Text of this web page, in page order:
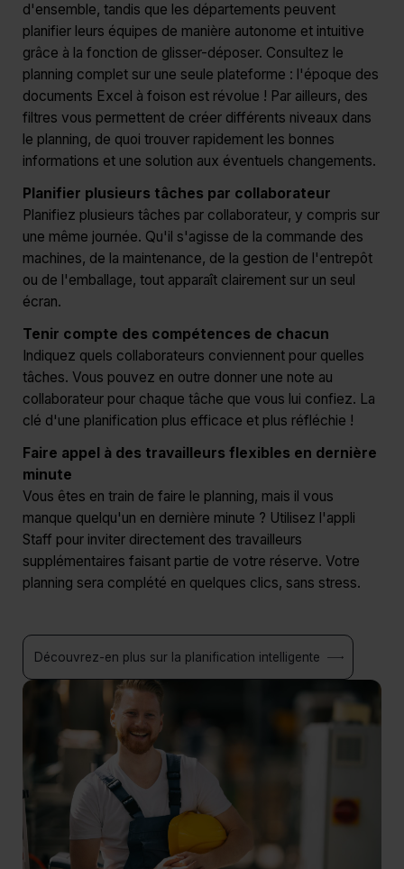
d'ensemble, tandis que les départements peuvent
planifier leurs équipes de manière autonome et intuitive
grâce à la fonction de glisser-déposer. Consultez le
planning complet sur une seule plateforme : l'époque des
documents Excel à foison est révolue ! Par ailleurs, des
filtres vous permettent de créer différents niveaux dans
le planning, de quoi trouver rapidement les bonnes
informations et une solution aux éventuels changements.
Planifier plusieurs tâches par collaborateur
Planifiez plusieurs tâches par collaborateur, y compris sur
une même journée. Qu'il s'agisse de la commande des
machines, de la maintenance, de la gestion de l'entrepôt
ou de l'emballage, tout apparaît clairement sur un seul
écran.
Tenir compte des compétences de chacun
Indiquez quels collaborateurs conviennent pour quelles
tâches. Vous pouvez en outre donner une note au
collaborateur pour chaque tâche que vous lui confiez. La
clé d'une planification plus efficace et plus réfléchie !
Faire appel à des travailleurs flexibles en dernière
minute
Vous êtes en train de faire le planning, mais il vous
manque quelqu'un en dernière minute ? Utilisez l'appli
Staff pour inviter directement des travailleurs
supplémentaires faisant partie de votre réserve. Votre
planning sera complété en quelques clics, sans stress.
Découvrez-en plus sur la planification intelligente